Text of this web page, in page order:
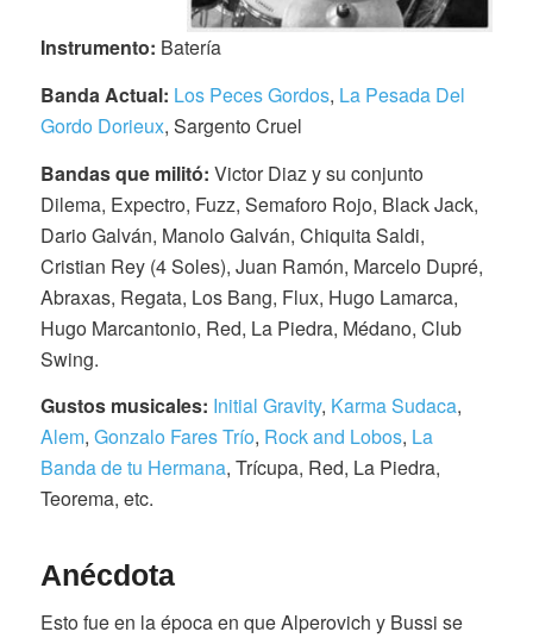
Instrumento: Batería
Banda Actual: Los Peces Gordos, La Pesada Del
Gordo Dorieux, Sargento Cruel
Bandas que militó: Victor Diaz y su conjunto
Dilema, Expectro, Fuzz, Semaforo Rojo, Black Jack,
Dario Galván, Manolo Galván, Chiquita Saldi,
Cristian Rey (4 Soles), Juan Ramón, Marcelo Dupré,
Abraxas, Regata, Los Bang, Flux, Hugo Lamarca,
Hugo Marcantonio, Red, La Piedra, Médano, Club
Swing.
Gustos musicales: Initial Gravity, Karma Sudaca,
Alem, Gonzalo Fares Trío, Rock and Lobos, La
Banda de tu Hermana, Trícupa, Red, La Piedra,
Teorema, etc.
Anécdota
Esto fue en la época en que Alperovich y Bussi se